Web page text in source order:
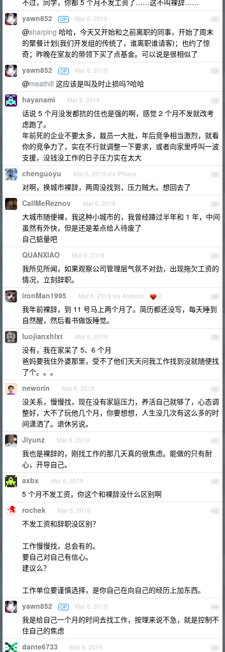
不过，同学，你都 5 个月不发工资了……这不叫裸辞……
32
yawn852 OP Mar 6, 2019
@sharping 哈哈，今天又开始和之前离职的同事，开始了周末
的聚餐计划(我们开发组的传统了，谁离职谁请客)；也约了惊
奇；昨晚在室友的带领下买了点基金。可以说是很相似了
33
yawn852 OP Mar 6, 2019
@meathill 这应该是叫及时止损吗?哈哈
34
hayanami Mar 6, 2019
话说 5 个月没发都抗的住也是强的啊，感觉 2 个月不发就改考
虑跑了。
年前死的企业不要太多，裁员一大批，年后竞争相当激烈，就看
你的竞争力了，实在不行就调整一下要求，或者向家里呼叫一波
支援，没钱没工作的日子压力实在太大
35
chenguoyu Mar 6, 2019 via iPhone
对啊，换城市裸辞，两周没找到，压力贼大。想回去了
36
CallMeReznov Mar 6, 2019
大城市随便裸，我这种小城市的，我曾经蹲过半年和 1 年，中间
虽然有外快，但是还是差点给人待废了
自己掂量吧
37
QUANXIAO Mar 6, 2019
我所见所闻，如果观察公司管理层气氛不对劲，出现拖欠工资的
情况，立刻辞职。
38
ironMan1995 Mar 6, 2019 via Android 2
我年前裸辞，到 11 号马上两个月了。简历都还没写，每天睡到
自然醒，然后看书做饭睡觉。
39
luojianxhlxt Mar 6, 2019
没有，我在家呆了 5、6 个月
爸妈要我住外婆那里，受不了他们天天问我工作找到没就随便找
了个。。。
40
neworin Mar 6, 2019
没关系，慢慢找，现在没有家庭压力，养活自己就够了，心态调
整好，大不了玩他几个月，你要想想，人生没几次有这么多的时
间潇洒了。退休另说。
41
Jiyunz Mar 6, 2019
我也是裸辞的，刚找工作的那几天真的很焦虑。能做的只有耐
心，开导自己。
42
axbx Mar 6, 2019
5 个月不发工资，你这个和裸辞没什么区别啊
43
rochek Mar 6, 2019
不发工资和辞职没区别？
工作慢慢找，总会有的。
要自己对自己有信心。
建议么？
工作单位要谨慎选择，是你自己在向自己的经历上加东西。
44
yawn852 OP Mar 6, 2019
我是给自己一个月的时间去找工作，按理来说不急，就是控制不
住自己的焦虑
45
dante6733 Mar 6, 2019